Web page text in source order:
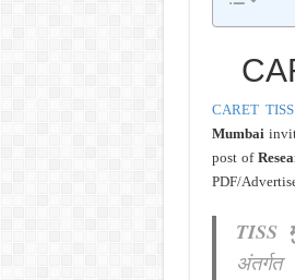
CARET
Mumbai
post of
PDF/
TISS